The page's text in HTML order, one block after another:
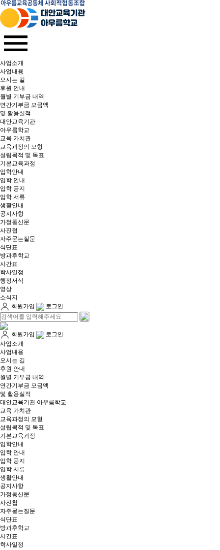
사업소개
사업내용
오시는 길
후원 안내
월별 기부금 내역​
연간기부금 모금액
및 활용실적​
대안교육기관
아우름학교
교육 가치관
교육과정의 모형
설립목적 및 목표
기본교육과정
입학안내
입학 안내
입학 공지
입학 서류
생활안내
공지사항
가정통신문
사진첩
자주묻는질문
식단표
방과후학교
시간표
학사일정
행정서식
영상
소식지
회원가입
로그인
회원가입
로그인
사업소개
사업내용
오시는 길
후원 안내
월별 기부금 내역​
연간기부금 모금액
및 활용실적​
대안교육기관 아우름학교
교육 가치관
교육과정의 모형
설립목적 및 목표
기본교육과정
입학안내
입학 안내
입학 공지
입학 서류
생활안내
공지사항
가정통신문
사진첩
자주묻는질문
식단표
방과후학교
시간표
학사일정